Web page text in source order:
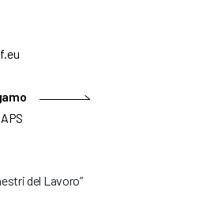
del Lavoro”